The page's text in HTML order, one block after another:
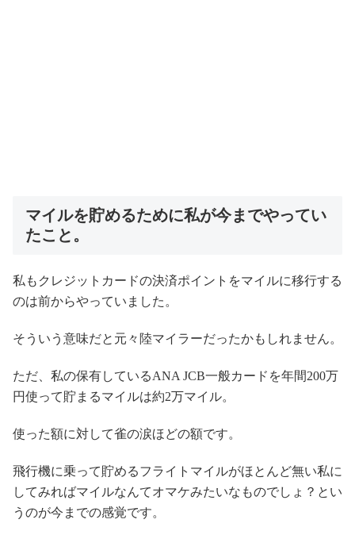
マイルを貯めるために私が今までやってい
たこと。
私もクレジットカードの決済ポイントをマイルに移行する
のは前からやっていました。
そういう意味だと元々陸マイラーだったかもしれません。
ただ、私の保有しているANA JCB一般カードを年間200万
円使って貯まるマイルは約2万マイル。
使った額に対して雀の涙ほどの額です。
飛行機に乗って貯めるフライトマイルがほとんど無い私に
してみればマイルなんてオマケみたいなものでしょ？とい
うのが今までの感覚です。